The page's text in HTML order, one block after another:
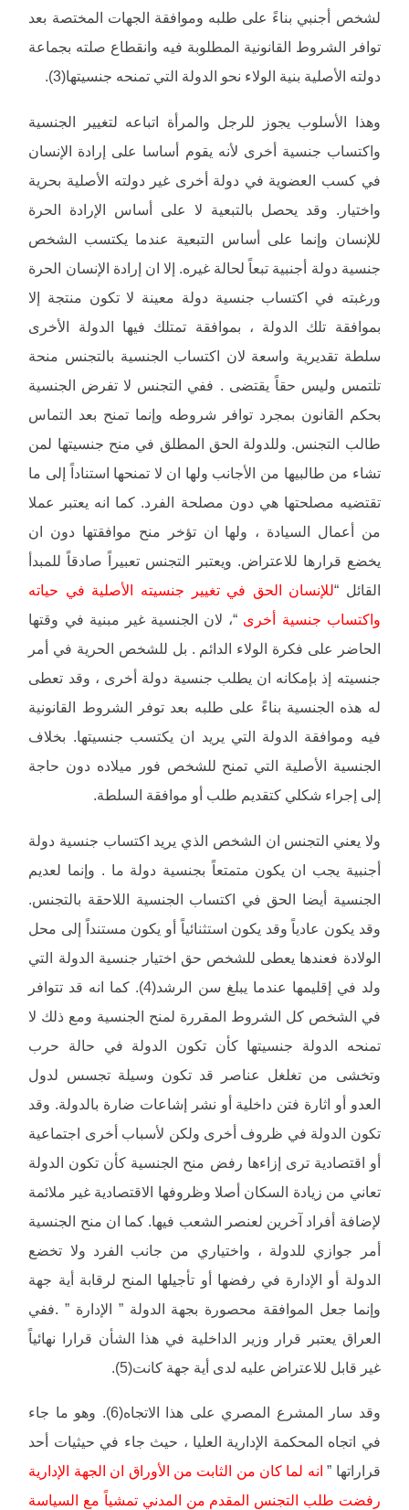
لشخص أجنبي بناءً على طلبه وموافقة الجهات المختصة بعد
توافر الشروط القانونية المطلوبة فيه وانقطاع صلته بجماعة
دولته الأصلية بنية الولاء نحو الدولة التي تمنحه جنسيتها(3).
وهذا الأسلوب يجوز للرجل والمرأة اتباعه لتغيير الجنسية
واكتساب جنسية أخرى لأنه يقوم أساسا على إرادة الإنسان
في كسب العضوية في دولة أخرى غير دولته الأصلية بحرية
واختيار. وقد يحصل بالتبعية لا على أساس الإرادة الحرة
للإنسان وإنما على أساس التبعية عندما يكتسب الشخص
جنسية دولة أجنبية تبعاً لحالة غيره. إلا ان إرادة الإنسان الحرة
ورغبته في اكتساب جنسية دولة معينة لا تكون منتجة إلا
بموافقة تلك الدولة ، بموافقة تمتلك فيها الدولة الأخرى
سلطة تقديرية واسعة لان اكتساب الجنسية بالتجنس منحة
تلتمس وليس حقاً يقتضى . ففي التجنس لا تفرض الجنسية
بحكم القانون بمجرد توافر شروطه وإنما تمنح بعد التماس
طالب التجنس. وللدولة الحق المطلق في منح جنسيتها لمن
تشاء من طالبيها من الأجانب ولها ان لا تمنحها استناداً إلى ما
تقتضيه مصلحتها هي دون مصلحة الفرد. كما انه يعتبر عملا
من أعمال السيادة ، ولها ان تؤخر منح موافقتها دون ان
يخضع قرارها للاعتراض. ويعتبر التجنس تعبيراً صادقاً للمبدأ
القائل “للإنسان الحق في تغيير جنسيته الأصلية في حياته
واكتساب جنسية أخرى “، لان الجنسية غير مبنية في وقتها
الحاضر على فكرة الولاء الدائم . بل للشخص الحرية في أمر
جنسيته إذ بإمكانه ان يطلب جنسية دولة أخرى ، وقد تعطى
له هذه الجنسية بناءً على طلبه بعد توفر الشروط القانونية
فيه وموافقة الدولة التي يريد ان يكتسب جنسيتها. بخلاف
الجنسية الأصلية التي تمنح للشخص فور ميلاده دون حاجة
إلى إجراء شكلي كتقديم طلب أو موافقة السلطة.
ولا يعني التجنس ان الشخص الذي يريد اكتساب جنسية دولة
أجنبية يجب ان يكون متمتعاً بجنسية دولة ما . وإنما لعديم
الجنسية أيضا الحق في اكتساب الجنسية اللاحقة بالتجنس.
وقد يكون عادياً وقد يكون استثنائياً أو يكون مستنداً إلى محل
الولادة فعندها يعطى للشخص حق اختيار جنسية الدولة التي
ولد في إقليمها عندما يبلغ سن الرشد(4). كما انه قد تتوافر
في الشخص كل الشروط المقررة لمنح الجنسية ومع ذلك لا
تمنحه الدولة جنسيتها كأن تكون الدولة في حالة حرب
وتخشى من تغلغل عناصر قد تكون وسيلة تجسس لدول
العدو أو اثارة فتن داخلية أو نشر إشاعات ضارة بالدولة. وقد
تكون الدولة في ظروف أخرى ولكن لأسباب أخرى اجتماعية
أو اقتصادية ترى إزاءها رفض منح الجنسية كأن تكون الدولة
تعاني من زيادة السكان أصلا وظروفها الاقتصادية غير ملائمة
لإضافة أفراد آخرين لعنصر الشعب فيها. كما ان منح الجنسية
أمر جوازي للدولة ، واختياري من جانب الفرد ولا تخضع
الدولة أو الإدارة في رفضها أو تأجيلها المنح لرقابة أية جهة
وإنما جعل الموافقة محصورة بجهة الدولة ” الإدارة ” .ففي
العراق يعتبر قرار وزير الداخلية في هذا الشأن قرارا نهائياً
غير قابل للاعتراض عليه لدى أية جهة كانت(5).
وقد سار المشرع المصري على هذا الاتجاه(6). وهو ما جاء
في اتجاه المحكمة الإدارية العليا ، حيث جاء في حيثيات أحد
قراراتها ” انه لما كان من الثابت من الأوراق ان الجهة الإدارية
رفضت طلب التجنس المقدم من المدني تمشياً مع السياسة